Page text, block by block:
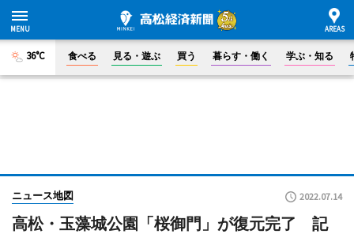
36°C 食べる 見る・遊ぶ 買う 暮らす・働く 学ぶ・知る
ニュース地図 2022.07.14
高松・玉藻城公園「桜御門」が復元完了 記